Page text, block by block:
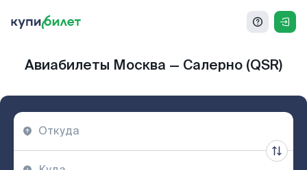
Авиабилеты Москва — Салерно (QSR)